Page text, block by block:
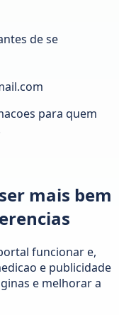
de se
para quem
mais bem
funcionar e,
e publicidade
e melhorar a